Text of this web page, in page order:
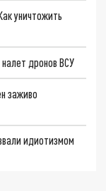
уничтожить
дронов ВСУ
заживо
идиотизмом